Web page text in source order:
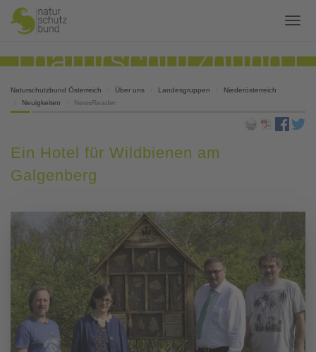
Naturschutzbund Österreich Über uns Landesgruppen
Niederösterreich
Neuigkeiten
NewsReader
Ein Hotel für Wildbienen am
Galgenberg